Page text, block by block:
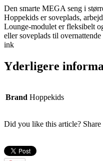
Den smarte MEGA seng i
Hoppekids er soveplads,
Lounge-modulet er fleksibelt
eller soveplads til
ink
Yderligere
Brand Hoppekids
Did you like this article?